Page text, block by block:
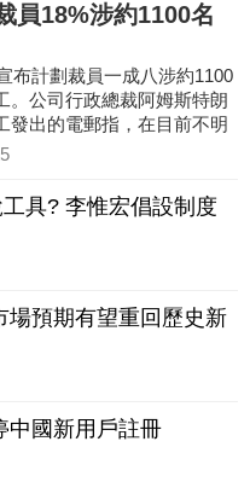
員18%涉約1100名
布計劃裁員一成八涉約1100
。公司行政總裁阿姆斯特朗
發出的電郵指，在目前不明
，公司的員工成本過高，又
具? 李惟宏倡設制度
場預期有望重回歷史新
中國新用戶註冊